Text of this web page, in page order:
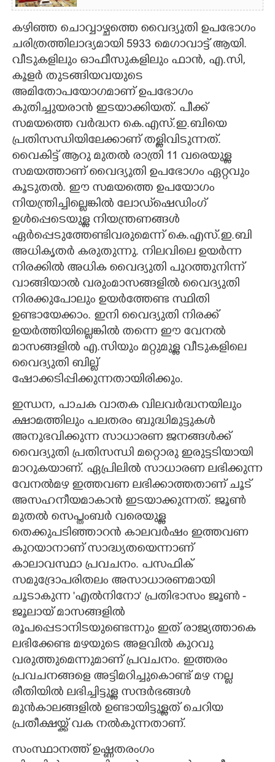
കഴിഞ്ഞ ചൊവ്വാഴ്ചത്തെ വൈദ്യുതി ഉപഭോഗം
ചരിത്രത്തിലാദ്യമായി 5933 മെഗാവാട്ട് ആയി.
വീടുകളിലും ഓഫീസുകളിലും ഫാൻ, എ.സി,
കൂളർ തുടങ്ങിയവയുടെ
അമിതോപയോഗമാണ് ഉപഭോഗം
കുതിച്ചുയരാൻ ഇടയാക്കിയത്. പീക്ക്
സമയത്തെ വർദ്ധന കെ.എസ്.ഇ.ബിയെ
പ്രതിസന്ധിയിലേക്കാണ് തള്ളിവിടുന്നത്.
വൈകിട്ട് ആറു മുതൽ രാത്രി 11 വരെയുള്ള
സമയത്താണ് വൈദ്യുതി ഉപഭോഗം ഏറ്റവും
കൂടുതൽ. ഈ സമയത്തെ ഉപയോഗം
നിയന്ത്രിച്ചില്ലെങ്കിൽ ലോഡ്‌ഷെഡിംഗ്
ഉൾപ്പെടെയുള്ള നിയന്ത്രണങ്ങൾ
ഏർപ്പെടുത്തേണ്ടിവരുമെന്ന് കെ.എസ്.ഇ.ബി
അധികൃതർ കരുതുന്നു. നിലവിലെ ഉയർന്ന
നിരക്കിൽ അധിക വൈദ്യുതി പുറത്തുനിന്ന്
വാങ്ങിയാൽ വരുംമാസങ്ങളിൽ വൈദ്യുതി
നിരക്കുപോലും ഉയർത്തേണ്ട സ്ഥിതി
ഉണ്ടായേക്കാം. ഇനി വൈദ്യുതി നിരക്ക്
ഉയർത്തിയില്ലെങ്കിൽ തന്നെ ഈ വേനൽ
മാസങ്ങളിൽ എ.സിയും മറ്റുമുള്ള വീടുകളിലെ
വൈദ്യുതി ബില്ല്
ഷോക്കടിപ്പിക്കുന്നതായിരിക്കും.
ഇന്ധന, പാചക വാതക വിലവർദ്ധനയിലും
ക്ഷാമത്തിലും പലതരം ബുദ്ധിമുട്ടുകൾ
അനുഭവിക്കുന്ന സാധാരണ ജനങ്ങൾക്ക്
വൈദ്യുതി പ്രതിസന്ധി മറ്റൊരു ഇരുട്ടടിയായി
മാറുകയാണ്. ഏപ്രിലിൽ സാധാരണ ലഭിക്കുന്ന
വേനൽമഴ ഇത്തവണ ലഭിക്കാത്തതാണ് ചൂട്
അസഹനീയമാകാൻ ഇടയാക്കുന്നത്. ജൂൺ
മുതൽ സെപ്തംബർ വരെയുള്ള
തെക്കുപടിഞ്ഞാറൻ കാലവർഷം ഇത്തവണ
കുറയാനാണ് സാദ്ധ്യതയെന്നാണ്
കാലാവസ്ഥാ പ്രവചനം. പസഫിക്
സമുദ്രോപരിതലം അസാധാരണമായി
ചൂടാകുന്ന 'എൽനിനോ" പ്രതിഭാസം ജൂൺ -
ജൂലായ് മാസങ്ങളിൽ
രൂപപ്പെടാനിടയുണ്ടെന്നും ഇത് രാജ്യത്താകെ
ലഭിക്കേണ്ട മഴയുടെ അളവിൽ കുറവു
വരുത്തുമെന്നുമാണ് പ്രവചനം. ഇത്തരം
പ്രവചനങ്ങളെ അട്ടിമറിച്ചുകൊണ്ട് മഴ നല്ല
രീതിയിൽ ലഭിച്ചിട്ടുള്ള സന്ദർഭങ്ങൾ
മുൻകാലങ്ങളിൽ ഉണ്ടായിട്ടുള്ളത് ചെറിയ
പ്രതീക്ഷയ്ക്ക് വക നൽകുന്നതാണ്.
സംസ്ഥാനത്ത് ഉഷ്ണതരംഗം